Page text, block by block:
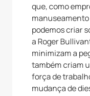
que, como
podemos criar
a Roger
minimizam a
também criam
força de
mudança de